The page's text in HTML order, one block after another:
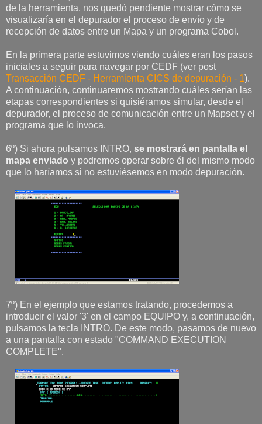
de la herramienta, nos quedó pendiente mostrar cómo se
visualizaría en el depurador el proceso de envío y de
recepción de datos entre un Mapa y un programa Cobol.
En la primera parte estuvimos viendo cuáles eran los pasos
iniciales a seguir para navegar por CEDF (ver post
Transacción CEDF - Herramienta CICS de depuración - 1).
A continuación, continuaremos mostrando cuáles serían las
etapas correspondientes si quisiéramos simular, desde el
depurador, el proceso de comunicación entre un Mapset y el
programa que lo invoca.
6º) Si ahora pulsamos INTRO, se mostrará en pantalla el
mapa enviado y podremos operar sobre él del mismo modo
que lo haríamos si no estuviésemos en modo depuración.
7º) En el ejemplo que estamos tratando, procedemos a
introducir el valor '3' en el campo EQUIPO y, a continuación,
pulsamos la tecla INTRO. De este modo, pasamos de nuevo
a una pantalla con estado "COMMAND EXECUTION
COMPLETE".